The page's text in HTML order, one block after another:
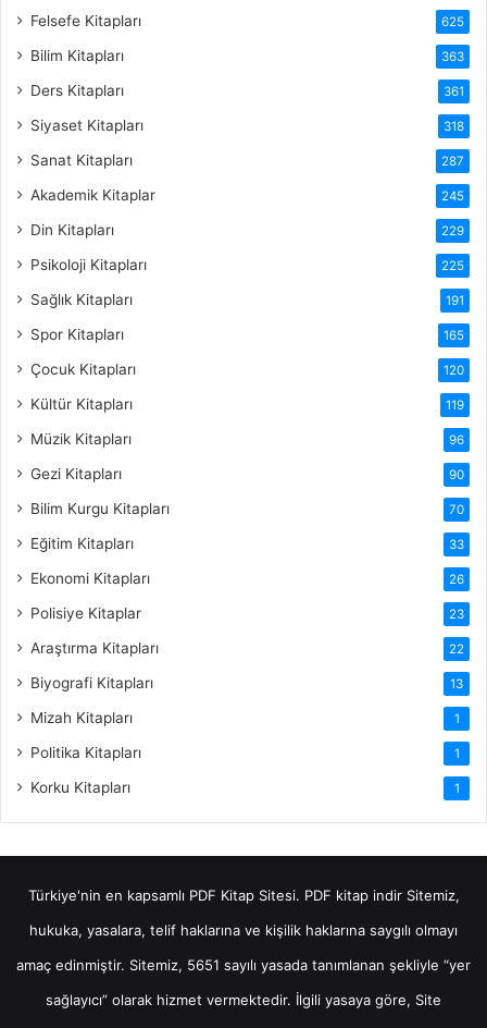
Felsefe Kitapları 625
Bilim Kitapları 363
Ders Kitapları 361
Siyaset Kitapları 318
Sanat Kitapları 287
Akademik Kitaplar 245
Din Kitapları 229
Psikoloji Kitapları 225
Sağlık Kitapları 191
Spor Kitapları 165
Çocuk Kitapları 120
Kültür Kitapları 119
Müzik Kitapları 96
Gezi Kitapları 90
Bilim Kurgu Kitapları 70
Eğitim Kitapları 33
Ekonomi Kitapları 26
Polisiye Kitaplar 23
Araştırma Kitapları 22
Biyografi Kitapları 13
Mizah Kitapları 1
Politika Kitapları 1
Korku Kitapları 1
Türkiye'nin en kapsamlı PDF Kitap Sitesi. PDF kitap indirSitemiz,
hukuka, yasalara, telif haklarına ve kişilik haklarına saygılı olmayı
amaç edinmiştir. Sitemiz, 5651 sayılı yasada tanımlanan şekliyle “yer
sağlayıcı” olarak hizmet vermektedir. İlgili yasaya göre, Site